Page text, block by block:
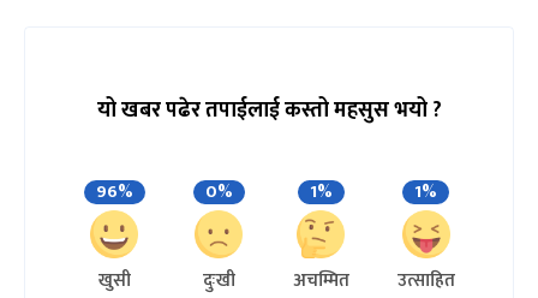
यो खबर पढेर तपाईलाई कस्तो महसुस भयो ?
96%
खुसी
0%
दुःखी
1%
अचम्मित
1%
उत्साहित